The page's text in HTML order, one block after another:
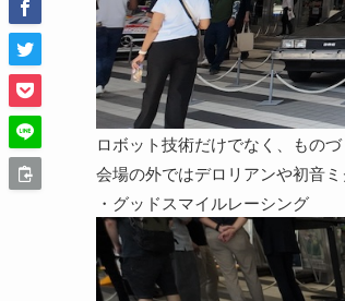
ロボット技術だけでなく、もの
会場の外ではデロリアンや初音
・グッドスマイルレーシング